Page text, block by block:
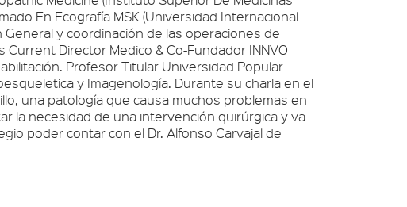
En Ecografía MSK (Universidad Internacional
General y coordinación de las operaciones de
Director Medico & Co-Fundador INNVO
Profesor Titular Universidad Popular
y Imagenología. Durante su charla en el
una patología que causa muchos problemas en
la necesidad de una intervención quirúrgica y va
poder contar con el Dr. Alfonso Carvajal de